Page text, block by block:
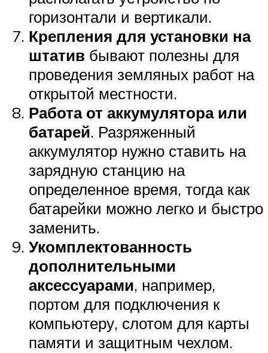
горизонтали и вертикали.
Крепления для установки на
штатив бывают полезны для
проведения земляных работ на
открытой местности.
Работа от аккумулятора или
батарей. Разряженный
аккумулятор нужно ставить на
зарядную станцию на
определенное время, тогда как
батарейки можно легко и быстро
заменить.
Укомплектованность
дополнительными
аксессуарами, например,
портом для подключения к
компьютеру, слотом для карты
памяти и защитным чехлом.